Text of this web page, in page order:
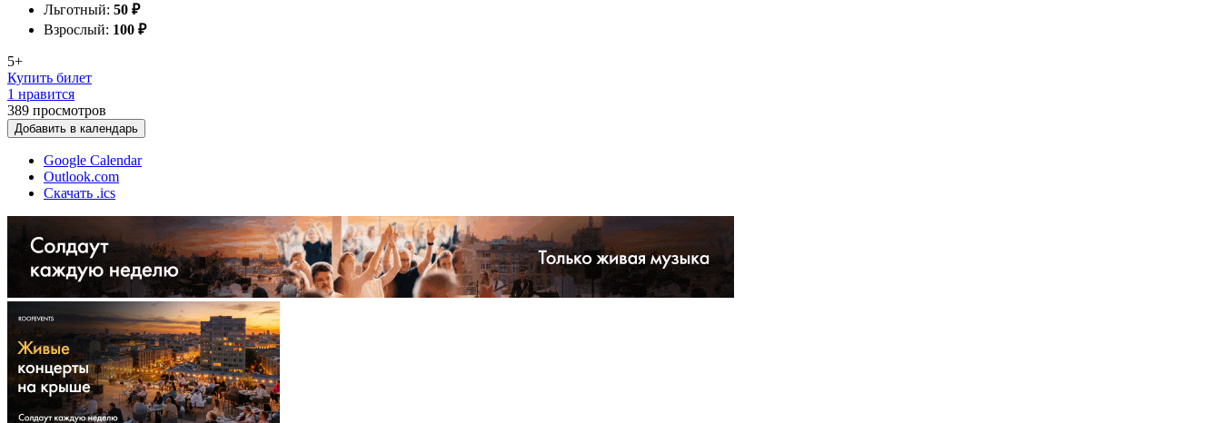
Льготный: 50 ₽
Взрослый: 100 ₽
5+
Купить билет
1 нравится
389 просмотров
Добавить в календарь
Google Calendar
Outlook.com
Скачать .ics